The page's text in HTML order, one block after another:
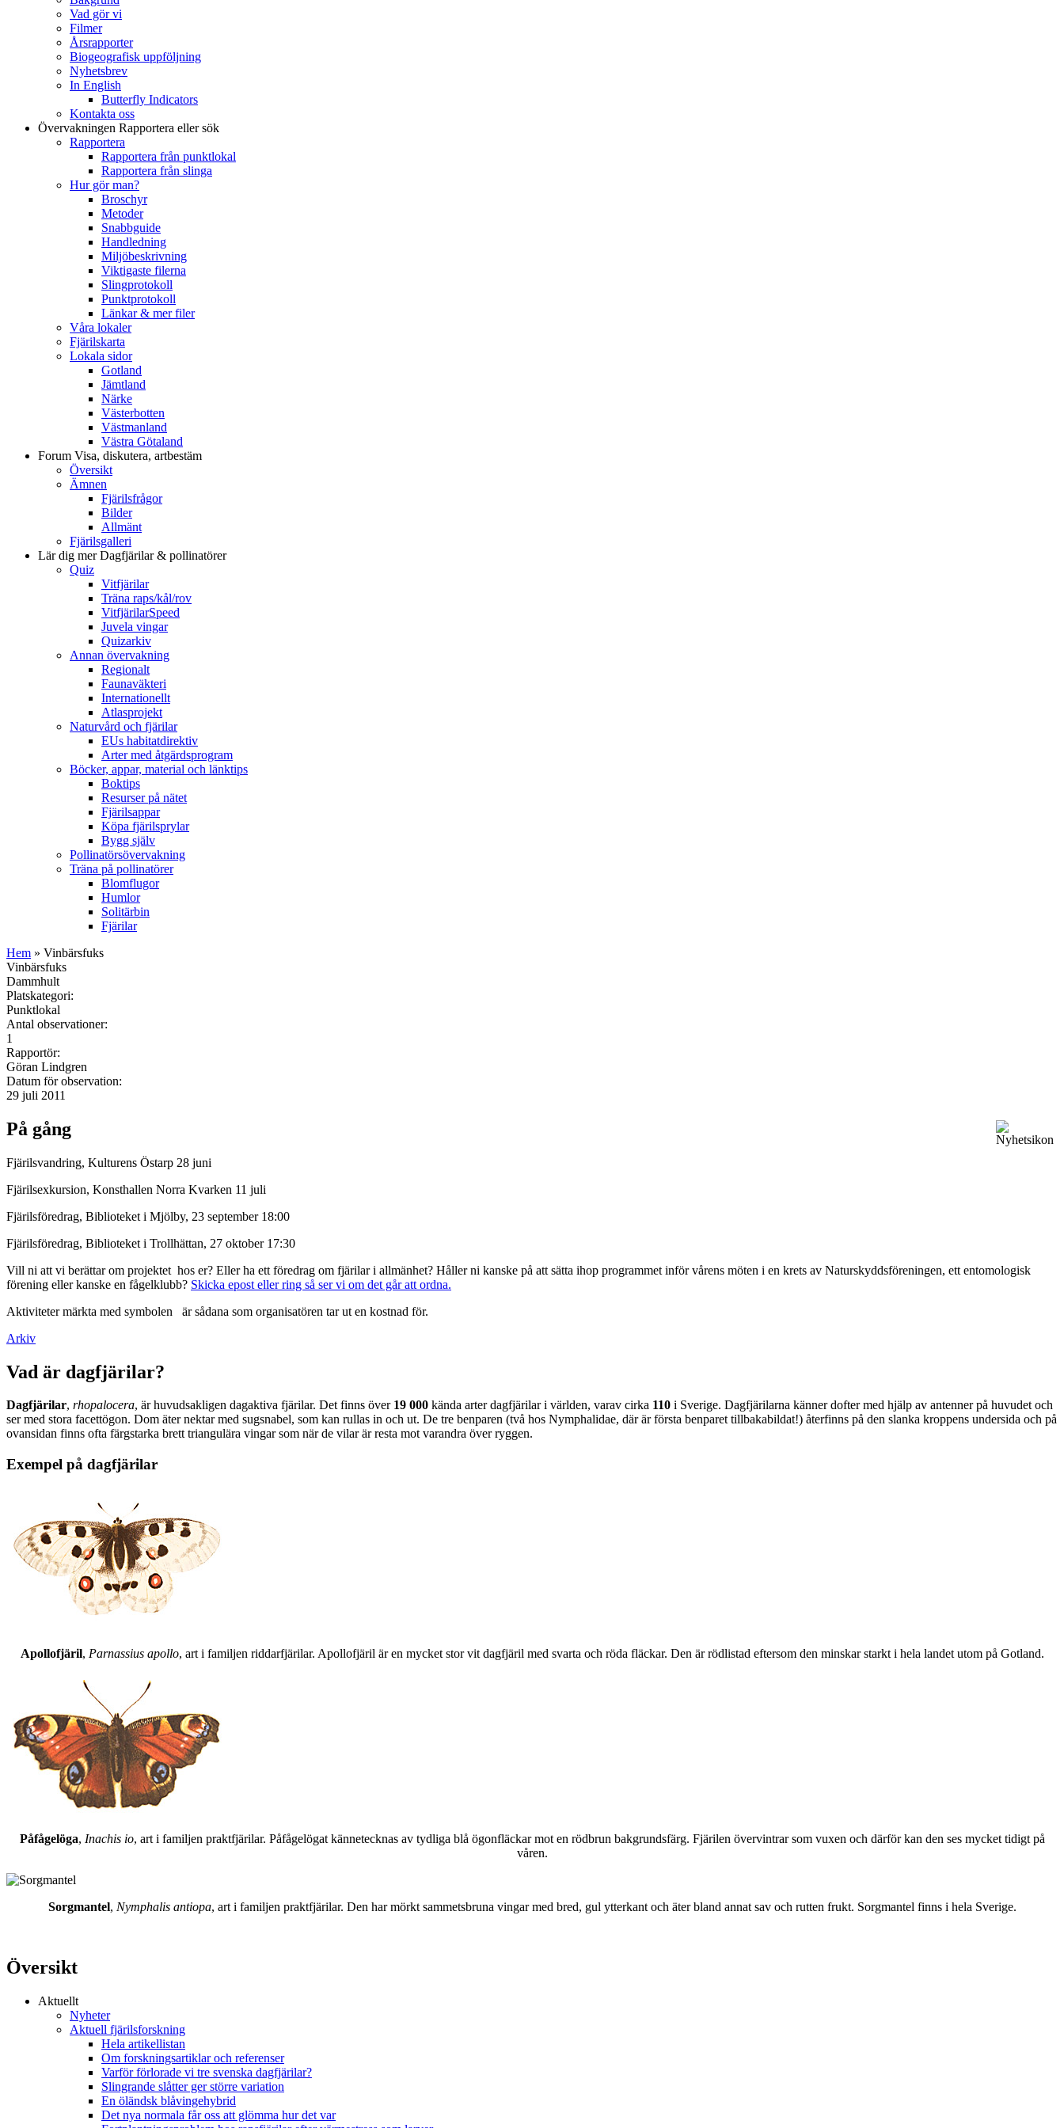
Vad gör vi
Filmer
Årsrapporter
Biogeografisk uppföljning
Nyhetsbrev
In English
Butterfly Indicators
Kontakta oss
Övervakningen Rapportera eller sök
Rapportera
Rapportera från punktlokal
Rapportera från slinga
Hur gör man?
Broschyr
Metoder
Snabbguide
Handledning
Miljöbeskrivning
Viktigaste filerna
Slingprotokoll
Punktprotokoll
Länkar & mer filer
Våra lokaler
Fjärilskarta
Lokala sidor
Gotland
Jämtland
Närke
Västerbotten
Västmanland
Västra Götaland
Forum Visa, diskutera, artbestäm
Översikt
Ämnen
Fjärilsfrågor
Bilder
Allmänt
Fjärilsgalleri
Lär dig merDagfjärilar & pollinatörer
Quiz
Vitfjärilar
Träna raps/kål/rov
VitfjärilarSpeed
Juvela vingar
Quizarkiv
Annan övervakning
Regionalt
Faunaväkteri
Internationellt
Atlasprojekt
Naturvård och fjärilar
EUs habitatdirektiv
Arter med åtgärdsprogram
Böcker, appar, material och länktips
Boktips
Resurser på nätet
Fjärilsappar
Köpa fjärilsprylar
Bygg själv
Pollinatörsövervakning
Träna på pollinatörer
Blomflugor
Humlor
Solitärbin
Fjärilar
Hem » Vinbärsfuks
Vinbärsfuks
Dammhult
Platskategori:
Punktlokal
Antal observationer:
1
Rapportör:
Göran Lindgren
Datum för observation:
29 juli 2011
På gång
Fjärilsvandring, Kulturens Östarp 28 juni
Fjärilsexkursion, Konsthallen Norra Kvarken 11 juli
Fjärilsföredrag, Biblioteket i Mjölby, 23 september 18:00
Fjärilsföredrag, Biblioteket i Trollhättan, 27 oktober 17:30
Vill ni att vi berättar om projektet hos er? Eller ha ett föredrag om fjärilar i allmänhet? Håller ni kanske på att sätta ihop programmet inför vårens möten i en krets av Naturskyddsföreningen, ett entomologisk
förening eller kanske en fågelklubb? Skicka epost eller ring så ser vi om det går att ordna.
Aktiviteter märkta med symbolen
är sådana som organisatören tar ut en kostnad för.
Arkiv
Vad är dagfjärilar?
Dagfjärilar, rhopalocera, är huvudsakligen dagaktiva fjärilar. Det finns över 19 000 kända arter dagfjärilar i världen, varav cirka 110 i Sverige. Dagfjärilarna känner dofter med hjälp av antenner på huvudet och
ser med stora facettögon. Dom äter nektar med sugsnabel, som kan rullas in och ut. De tre benparen (två hos Nymphalidae, där är första benparet tillbakabildat!) återfinns på den slanka kroppens undersida och på
ovansidan finns ofta färgstarka brett triangulära vingar som när de vilar är resta mot varandra över ryggen.
Exempel på dagfjärilar
Apollofjäril, Parnassius apollo, art i familjen riddarfjärilar. Apollofjäril är en mycket stor vit dagfjäril med svarta och röda fläckar. Den är rödlistad eftersom den minskar starkt i hela landet utom på Gotland.
Påfågelöga, Inachis io, art i familjen praktfjärilar. Påfågelögat kännetecknas av tydliga blå ögonfläckar mot en rödbrun bakgrundsfärg. Fjärilen övervintrar som vuxen och därför kan den ses mycket tidigt på
våren.
Sorgmantel, Nymphalis antiopa, art i familjen praktfjärilar. Den har mörkt sammetsbruna vingar med bred, gul ytterkant och äter bland annat sav och rutten frukt. Sorgmantel finns i hela Sverige.
Översikt
Aktuellt
Nyheter
Aktuell fjärilsforskning
Hela artikellistan
Om forskningsartiklar och referenser
Varför förlorade vi tre svenska dagfjärilar?
Slingrande slåtter ger större variation
En öländsk blåvingehybrid
Det nya normala får oss att glömma hur det var